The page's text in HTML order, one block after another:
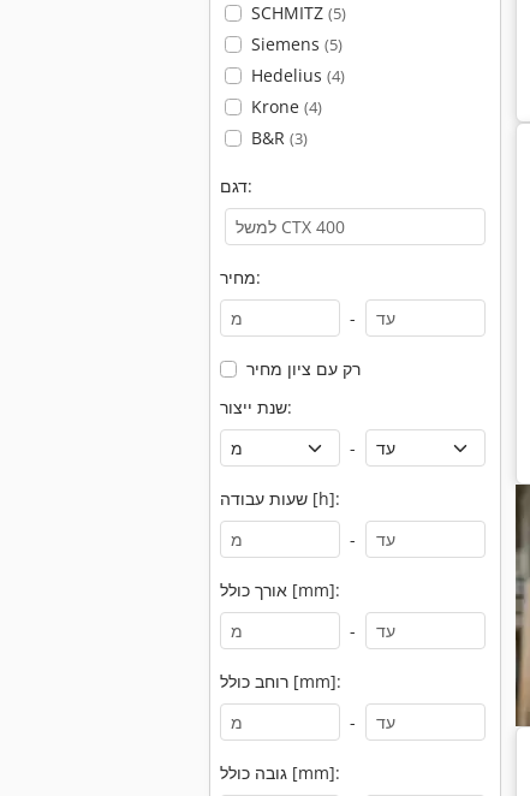
SCHMITZ (5)
Siemens (5)
Hedelius (4)
Krone (4)
B&R (3)
דגם:
מחיר:
-
רק עם ציון מחיר
שנת ייצור:
-
שעות עבודה [h]:
-
אורך כולל [mm]:
-
רוחב כולל [mm]:
-
גובה כולל [mm]: